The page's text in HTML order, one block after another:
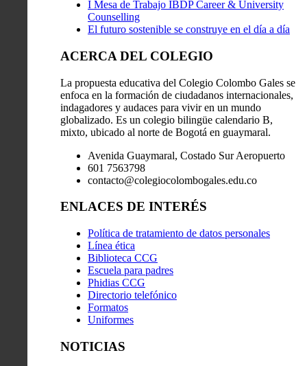
I Mesa de Trabajo IBDP Career & University
Counselling
El futuro sostenible se construye en el día a día
ACERCA DEL COLEGIO
La propuesta educativa del Colegio Colombo Gales se
enfoca en la formación de ciudadanos internacionales,
indagadores y audaces para vivir en un mundo
globalizado. Es un colegio bilingüe calendario B,
mixto, ubicado al norte de Bogotá en guaymaral.
Avenida Guaymaral, Costado Sur Aeropuerto
601 7563798
contacto@colegiocolombogales.edu.co
ENLACES DE INTERÉS
Política de tratamiento de datos personales
Línea ética
Biblioteca CCG
Escuela para padres
Phidias CCG
Directorio telefónico
Formatos
Uniformes
NOTICIAS